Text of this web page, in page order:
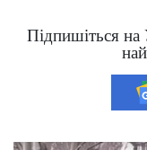
Підпишіться на